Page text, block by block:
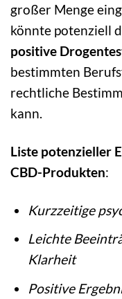
großer Menge
könnte potenziell
positive
bestimmten
rechtliche
kann.
Liste potenzieller
CBD-Produkten:
Kurzzeitige
Leichte
Klarheit
Positive